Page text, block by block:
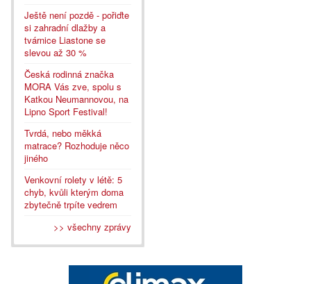
Ještě není pozdě - pořiďte
si zahradní dlažby a
tvárnice Liastone se
slevou až 30 %
Česká rodinná značka
MORA Vás zve, spolu s
Katkou Neumannovou, na
Lipno Sport Festival!
Tvrdá, nebo měkká
matrace? Rozhoduje něco
jiného
Venkovní rolety v létě: 5
chyb, kvůli kterým doma
zbytečně trpíte vedrem
>> všechny zprávy